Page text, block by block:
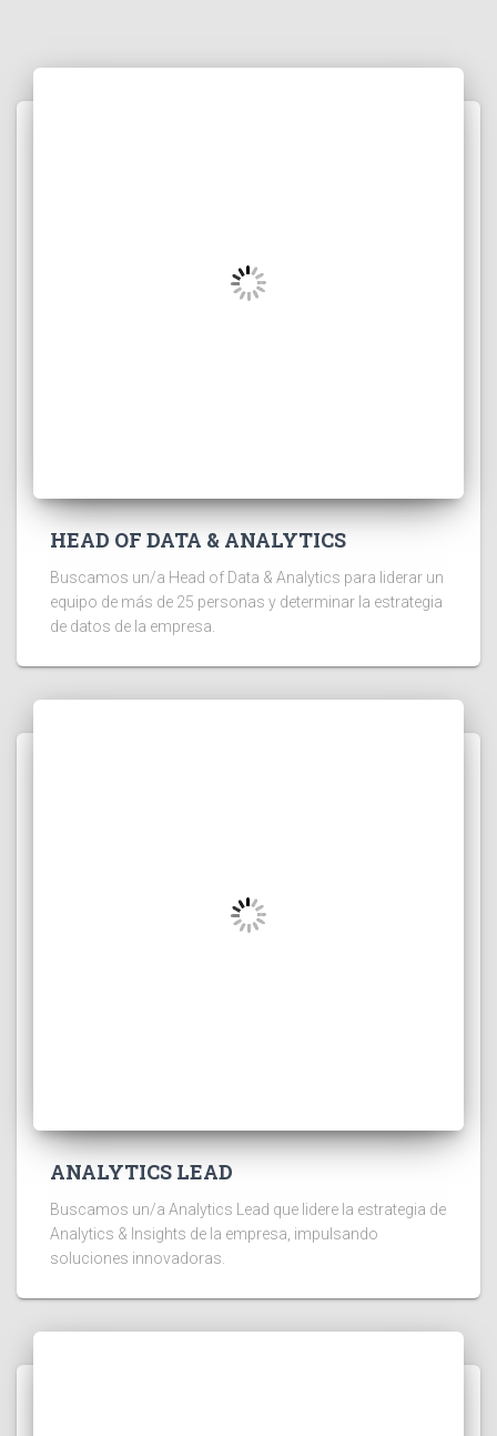
HEAD OF DATA & ANALYTICS
Buscamos un/a Head of Data & Analytics para liderar un
equipo de más de 25 personas y determinar la estrategia
de datos de la empresa.
ANALYTICS LEAD
Buscamos un/a Analytics Lead que lidere la estrategia de
Analytics & Insights de la empresa, impulsando
soluciones innovadoras.